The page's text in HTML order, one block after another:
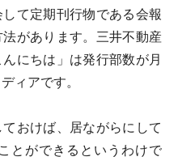
て定期刊行物である会報
があります。三井不動産
にちは」は発行部数が月
ィアです。
おけば、居ながらにして
とができるというわけで